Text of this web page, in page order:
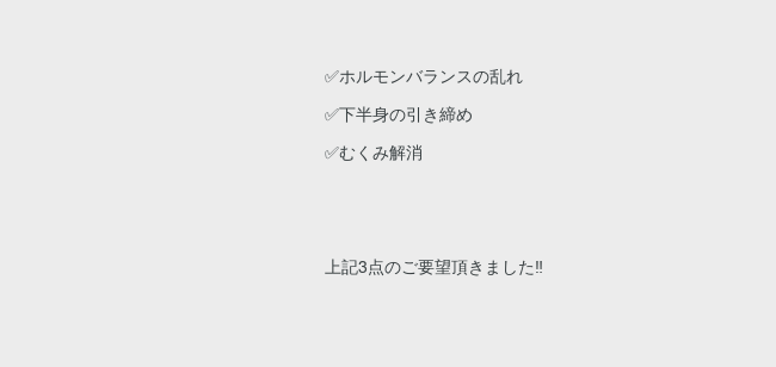
✅ホルモンバランスの乱れ
✅下半身の引き締め
✅むくみ解消
上記3点のご要望頂きました‼️